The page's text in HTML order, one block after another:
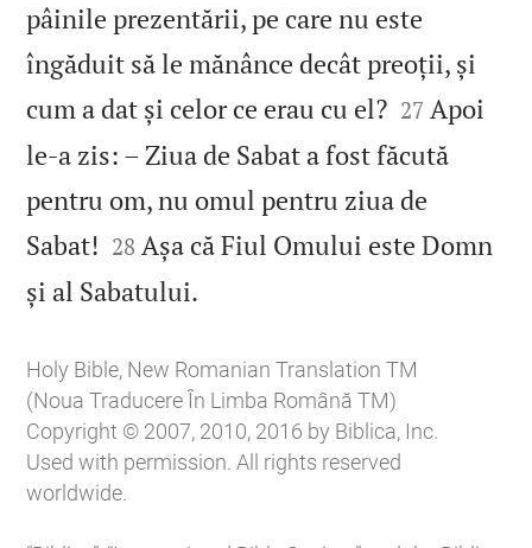
pâinile prezentării, pe care nu este
îngăduit să le mănânce decât preoții, și
cum a dat și celor ce erau cu el?
27 Apoi
le‑a zis: – Ziua de Sabat a fost făcută
pentru om, nu omul pentru ziua de
Sabat! 

28 Așa că Fiul Omului este Domn
și al Sabatului.
Holy Bible, New Romanian Translation TM
(Noua Traducere În Limba Română TM)
Copyright © 2007, 2010, 2016 by Biblica, Inc.
Used with permission. All rights reserved
worldwide.